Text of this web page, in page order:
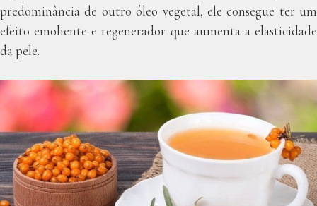
predominância de outro óleo vegetal, ele consegue ter um
efeito emoliente e regenerador que aumenta a elasticidade
da pele.